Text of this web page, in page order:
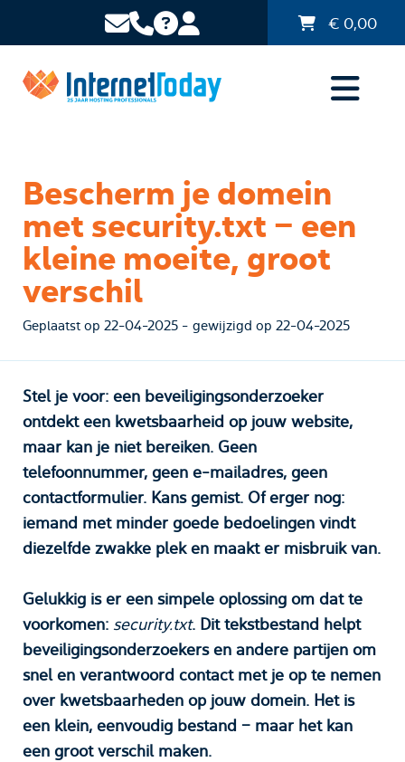
€ 0,00
Bescherm je domein
met security.txt – een
kleine moeite, groot
verschil
Geplaatst op 22-04-2025 - gewijzigd op 22-04-2025
Stel je voor: een beveiligingsonderzoeker
ontdekt een kwetsbaarheid op jouw website,
maar kan je niet bereiken. Geen
telefoonnummer, geen e-mailadres, geen
contactformulier. Kans gemist. Of erger nog:
iemand met minder goede bedoelingen vindt
diezelfde zwakke plek en maakt er misbruik van.
Gelukkig is er een simpele oplossing om dat te
voorkomen: security.txt. Dit tekstbestand helpt
beveiligingsonderzoekers en andere partijen om
snel en verantwoord contact met je op te nemen
over kwetsbaarheden op jouw domein. Het is
een klein, eenvoudig bestand – maar het kan
een groot verschil maken.